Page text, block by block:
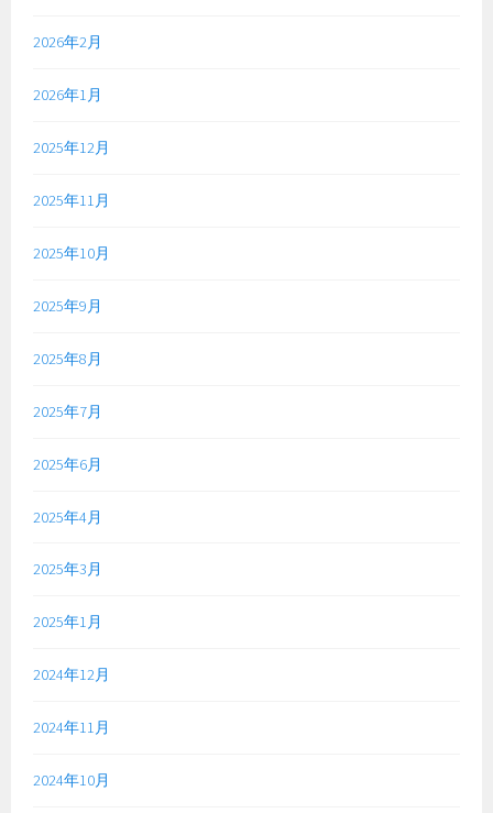
2026年2月
2026年1月
2025年12月
2025年11月
2025年10月
2025年9月
2025年8月
2025年7月
2025年6月
2025年4月
2025年3月
2025年1月
2024年12月
2024年11月
2024年10月